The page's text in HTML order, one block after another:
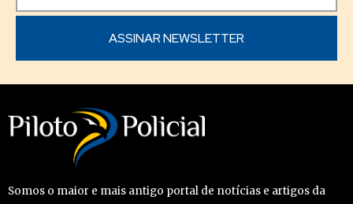
Somos o maior e mais antigo portal de notícias e artigos da